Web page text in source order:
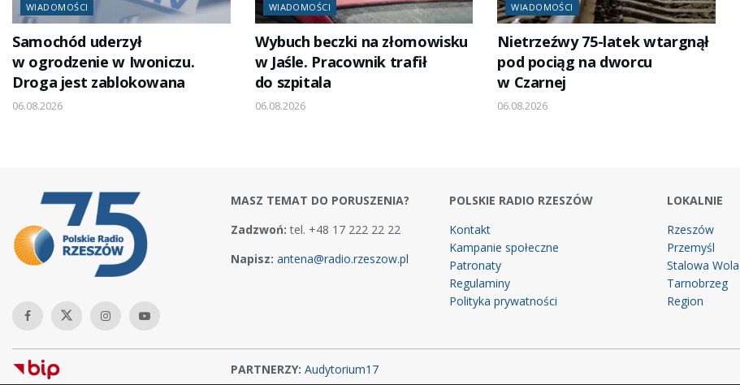
WIADOMOŚCI
Samochód uderzył
w ogrodzenie w Iwoniczu.
Droga jest zablokowana
06.08.2026
WIADOMOŚCI
Wybuch beczki na złomowisku
w Jaśle. Pracownik trafił
do szpitala
06.08.2026
WIADOMOŚCI
Nietrzeźwy 75-latek wtargnął
pod pociąg na dworcu
w Czarnej
06.08.2026
MASZ TEMAT DO PORUSZENIA?
Zadzwoń: tel. +48 17 222 22 22
Napisz: antena@radio.rzeszow.pl
POLSKIE RADIO RZESZÓW
Kontakt
Kampanie społeczne
Patronaty
Regulaminy
Polityka prywatności
LOKALNIE
Rzeszów
Przemyśl
Stalowa Wola
Tarnobrzeg
Region
PARTNERZY: Audytorium17